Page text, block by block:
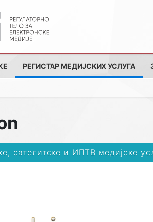
РЕГИСТАР МЕДИЈСКИХ УСЛУГА
сателитске и ИПТВ медијске